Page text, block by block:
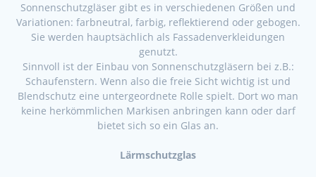
Sonnenschutzgläser gibt es in verschiedenen Größen und
Variationen: farbneutral, farbig, reflektierend oder gebogen.
Sie werden hauptsächlich als Fassadenverkleidungen
genutzt.
Sinnvoll ist der Einbau von Sonnenschutzgläsern bei z.B.:
Schaufenstern. Wenn also die freie Sicht wichtig ist und
Blendschutz eine untergeordnete Rolle spielt. Dort wo man
keine herkömmlichen Markisen anbringen kann oder darf
bietet sich so ein Glas an.
Lärmschutzglas